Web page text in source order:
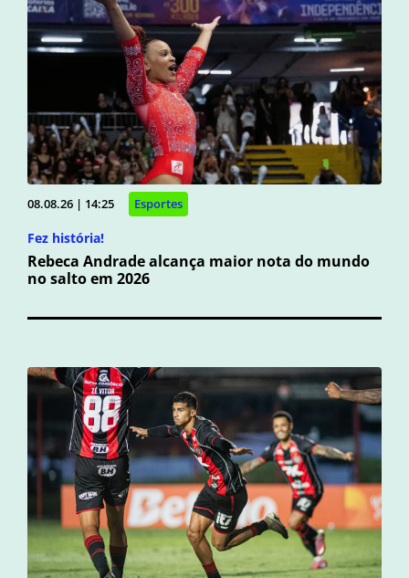
08.08.26 | 14:25 Esportes
Fez história!
Rebeca Andrade alcança maior nota do mundo
no salto em 2026